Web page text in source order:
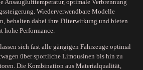
Ansauglufttemperatur, optimale Verbrennung
Wiederverwendbare Modelle
behalten dabei ihre Filterwirkung und bieten
hohe Performance.
sich fast alle gängigen Fahrzeuge optimal
über sportliche Limousinen bis hin zu
Die Kombination aus Materialqualität,